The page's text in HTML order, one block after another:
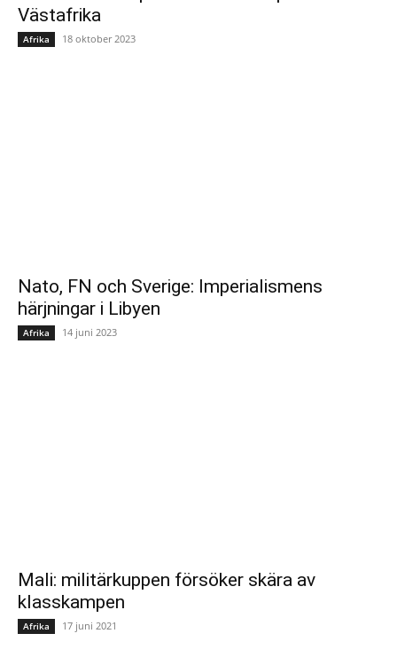
Västafrika
Afrika 18 oktober 2023
Nato, FN och Sverige: Imperialismens
härjningar i Libyen
Afrika 14 juni 2023
Mali: militärkuppen försöker skära av
klasskampen
Afrika 17 juni 2021